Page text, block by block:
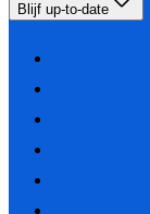
Blijf up-to-date